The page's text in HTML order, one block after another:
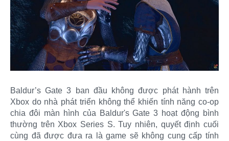
Baldur’s Gate 3 ban đầu không được phát hành trên
Xbox do nhà phát triển không thể khiến tính năng co-op
chia đôi màn hình của Baldur's Gate 3 hoạt động bình
thường trên Xbox Series S. Tuy nhiên, quyết định cuối
cùng đã được đưa ra là game sẽ không cung cấp tính